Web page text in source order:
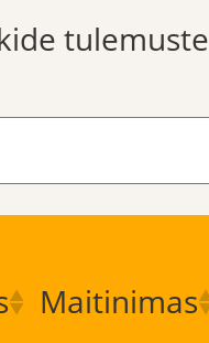
tulemuste
Maitinimas